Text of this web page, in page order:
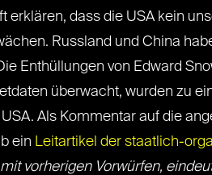
dass die USA kein
Russland und China
Enthüllungen von Edward
überwacht, wurden zu
Als Kommentar auf die
ein Leitartikel der staatlich-
vorherigen Vorwürfen,